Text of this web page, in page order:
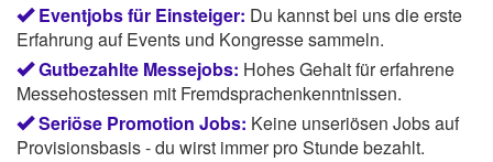
Eventjobs für Einsteiger: Du kannst bei uns die erste
Erfahrung auf Events und Kongresse sammeln.
Gutbezahlte Messejobs: Hohes Gehalt für erfahrene
Messehostessen mit Fremdsprachenkenntnissen.
Seriöse Promotion Jobs: Keine unseriösen Jobs auf
Provisionsbasis - du wirst immer pro Stunde bezahlt.